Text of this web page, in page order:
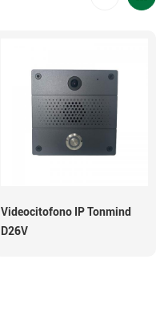
Videocitofono IP Tonmind
D26V